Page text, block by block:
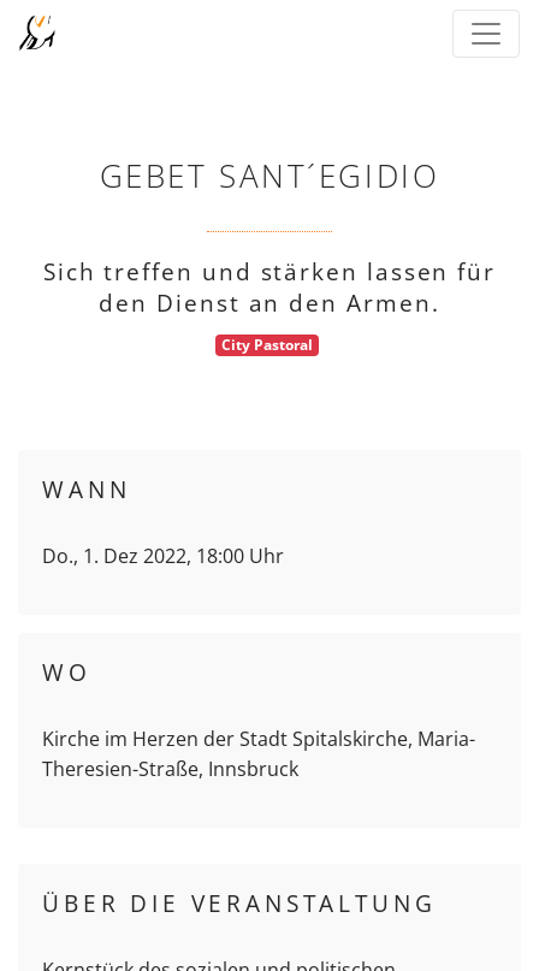
GEBET SANT´EGIDIO
Sich treffen und stärken lassen für
den Dienst an den Armen.
City Pastoral
WANN
Do., 1. Dez 2022, 18:00 Uhr
WO
Kirche im Herzen der Stadt Spitalskirche, Maria-
Theresien-Straße, Innsbruck
ÜBER DIE VERANSTALTUNG